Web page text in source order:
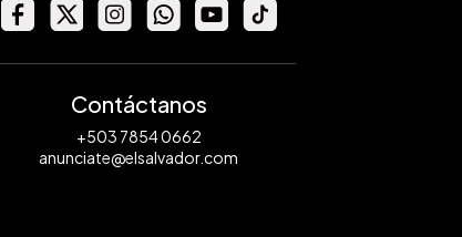
Contáctanos
+503 7854 0662
anunciate@elsalvador.com